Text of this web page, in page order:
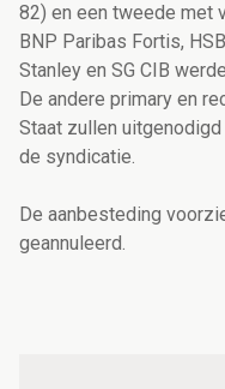
82) en een tweede met
BNP Paribas Fortis,
Stanley en SG CIB
De andere primary en
Staat zullen
de syndicatie.
De aanbesteding
geannuleerd.